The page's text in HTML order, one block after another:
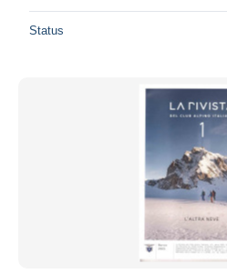
Status